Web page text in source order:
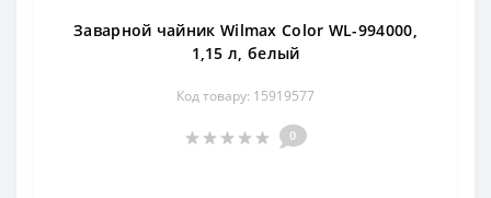
Заварной чайник Wilmax Color WL-994000,
1,15 л, белый
Код товару: 15919577
0